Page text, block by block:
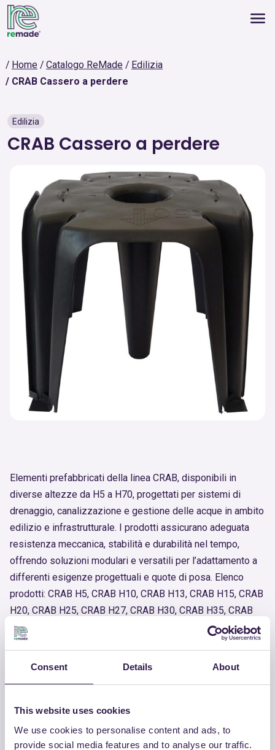
Consent Details About
This website uses cookies
We use cookies to personalise content and ads, to
provide social media features and to analyse our traffic.
Home Catalogo ReMade
Edilizia
CRAB Cassero a perdere
Edilizia
CRAB Cassero a perdere
Elementi prefabbricati della linea CRAB, disponibili in
diverse altezze da H5 a H70, progettati per sistemi di
drenaggio, canalizzazione e gestione delle acque in ambito
edilizio e infrastrutturale. I prodotti assicurano adeguata
resistenza meccanica, stabilità e durabilità nel tempo,
offrendo soluzioni modulari e versatili per l’adattamento a
differenti esigenze progettuali e quote di posa. Elenco
prodotti: CRAB H5, CRAB H10, CRAB H13, CRAB H15, CRAB
H20, CRAB H25, CRAB H27, CRAB H30, CRAB H35, CRAB
H40, CRAB H45, CRAB H50, CRAB H55, CRAB H60, CRAB
H65, CRAB H70
Numero prodotto
RM-PRC03194-24
l'Azienda